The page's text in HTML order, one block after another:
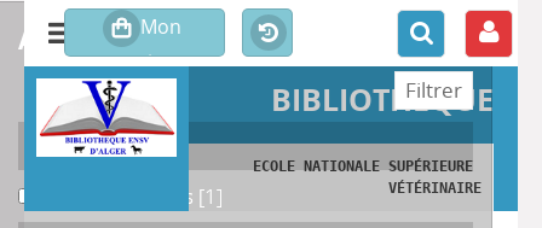
BIBLIOTHÉQUE
ECOLE NATIONALE SUPÉRIEURE
VÉTÉRINAIRE
affiner ou comparer
Localisation
A. Monographies
A. Monographies [1]